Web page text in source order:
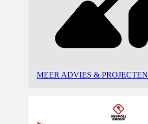
MEER ADVIES & PROJECTEN